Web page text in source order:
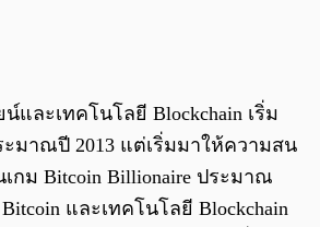
และเทคโนโลยี Blockchain เริ่ม
มาณปี 2013 แต่เริ่มมาให้ความสน
กม Bitcoin Billionaire ประมาณ
และเทคโนโลยี Blockchain